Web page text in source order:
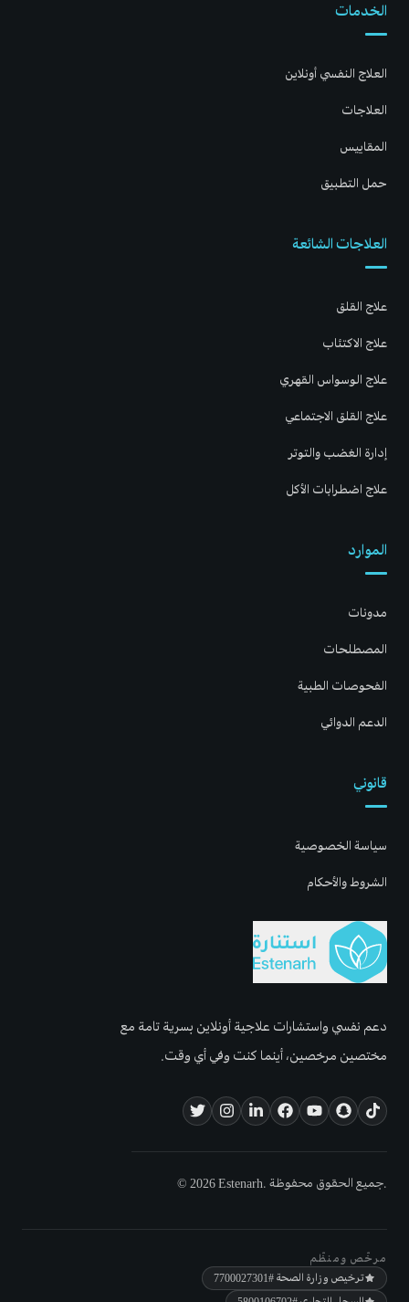
دعم نفسي واستشارات علاجية أونلاين بسرية تامة مع
مختصين مرخصين، أينما كنت وفي أي وقت.
© 2026 Estenarh. جميع الحقوق محفوظة.
الخدمات
العلاج النفسي أونلاين
العلاجات
المقاييس
حمل التطبيق
العلاجات الشائعة
علاج القلق
علاج الاكتئاب
علاج الوسواس القهري
علاج القلق الاجتماعي
إدارة الغضب والتوتر
علاج اضطرابات الأكل
الموارد
مدونات
المصطلحات
الفحوصات الطبية
الدعم الدوائي
قانوني
سياسة الخصوصية
الشروط والأحكام
مرخّص ومنظّم
ترخيص وزارة الصحة #7700027301